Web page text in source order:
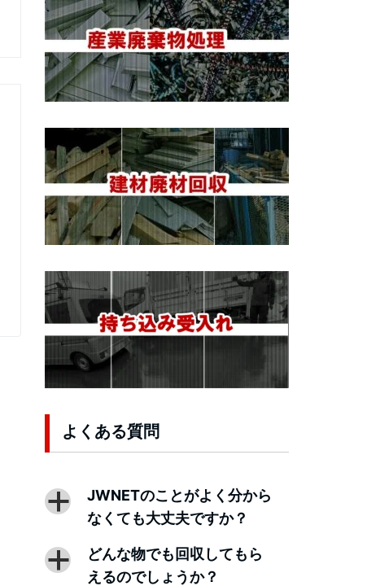
よくある質問
a
JWNETのことがよく分から
なくても大丈夫ですか？
a
どんな物でも回収してもら
えるのでしょうか？